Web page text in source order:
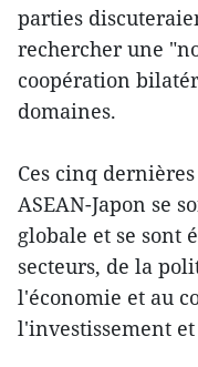
parties
rechercher une
coopération
domaines.
Ces cinq
ASEAN-Japon se
globale et se sont
secteurs, de la
l'économie et au
l'investissement